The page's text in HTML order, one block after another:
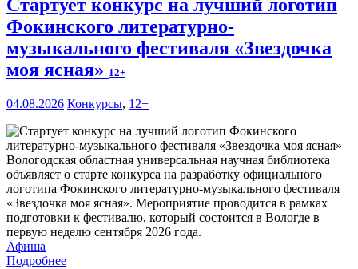
Стартует конкурс на лучший логотип
Фокинского литературно-
музыкального фестиваля «Звездочка
моя ясная» 12+
04.08.2026 Конкурсы, 12+
Вологодская областная универсальная научная библиотека
объявляет о старте конкурса на разработку официального
логотипа Фокинского литературно-музыкального фестиваля
«Звездочка моя ясная». Мероприятие проводится в рамках
подготовки к фестивалю, который состоится в Вологде в
первую неделю сентября 2026 года.
Афиша
Подробнее